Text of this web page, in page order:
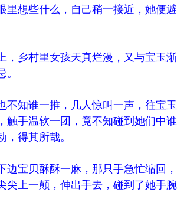
里想些什么，自己稍一接近，她便避
，乡村里女孩天真烂漫，又与宝玉渐
不知谁一推，几人惊叫一声，往宝玉
触手温软一团，竟不知碰到她们中谁
得其所哉。
宝贝酥酥一麻，那只手急忙缩回，
尖上一颠，伸出手去，碰到了她手腕